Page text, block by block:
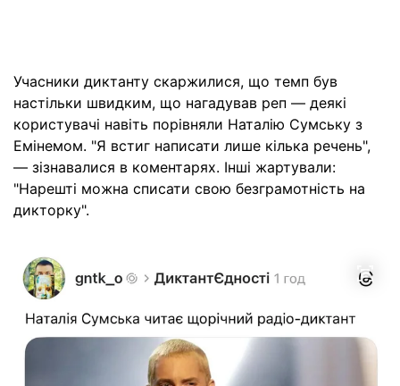
Учасники диктанту скаржилися, що темп був
настільки швидким, що нагадував реп — деякі
користувачі навіть порівняли Наталію Сумську з
Емінемом. "Я встиг написати лише кілька речень",
— зізнавалися в коментарях. Інші жартували:
"Нарешті можна списати свою безграмотність на
дикторку".